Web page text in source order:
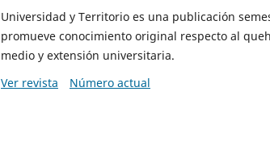
Universidad y Territorio es una publicación
promueve conocimiento original respecto al
medio y extensión universitaria.
Ver revista
Número actual